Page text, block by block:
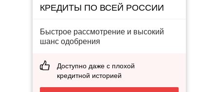
КРЕДИТЫ ПО ВСЕЙ РОССИИ
Быстрое рассмотрение и высокий
шанс одобрения
Доступно даже с плохой
кредитной историей